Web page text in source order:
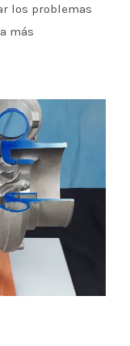
los problemas
más